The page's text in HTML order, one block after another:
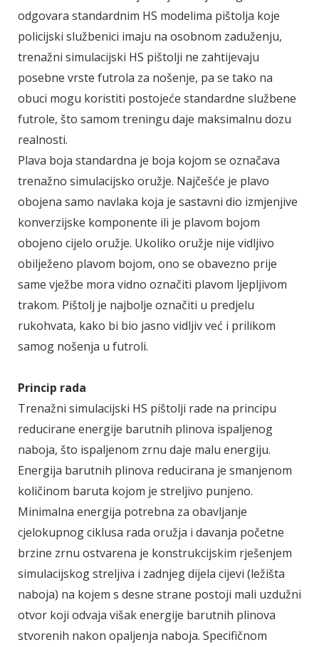
odgovara standardnim HS modelima pištolja koje
policijski službenici imaju na osobnom zaduženju,
trenažni simulacijski HS pištolji ne zahtijevaju
posebne vrste futrola za nošenje, pa se tako na
obuci mogu koristiti postojeće standardne službene
futrole, što samom treningu daje maksimalnu dozu
realnosti.
Plava boja standardna je boja kojom se označava
trenažno simulacijsko oružje. Najčešće je plavo
obojena samo navlaka koja je sastavni dio izmjenjive
konverzijske komponente ili je plavom bojom
obojeno cijelo oružje. Ukoliko oružje nije vidljivo
obilježeno plavom bojom, ono se obavezno prije
same vježbe mora vidno označiti plavom ljepljivom
trakom. Pištolj je najbolje označiti u predjelu
rukohvata, kako bi bio jasno vidljiv već i prilikom
samog nošenja u futroli.
Princip rada
Trenažni simulacijski HS pištolji rade na principu
reducirane energije barutnih plinova ispaljenog
naboja, što ispaljenom zrnu daje malu energiju.
Energija barutnih plinova reducirana je smanjenom
količinom baruta kojom je streljivo punjeno.
Minimalna energija potrebna za obavljanje
cjelokupnog ciklusa rada oružja i davanja početne
brzine zrnu ostvarena je konstrukcijskim rješenjem
simulacijskog streljiva i zadnjeg dijela cijevi (ležišta
naboja) na kojem s desne strane postoji mali uzdužni
otvor koji odvaja višak energije barutnih plinova
stvorenih nakon opaljenja naboja. Specifičnom